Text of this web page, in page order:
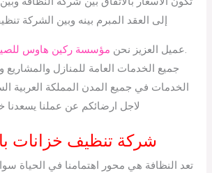
إلى العقد المبرم بينه وبين الشركة
.عميل العزيز نحن مؤسسة ركين هاوس
جميع الخدمات العامة للمنازل والمشاريع
الخدمات في جميع المدن المملكة العربية
لاجل ارضائكم عن عملنا يسعدنا
شركة تنظيف خزانات
تعد النظافة هي محور اهتمامنا في الحياة